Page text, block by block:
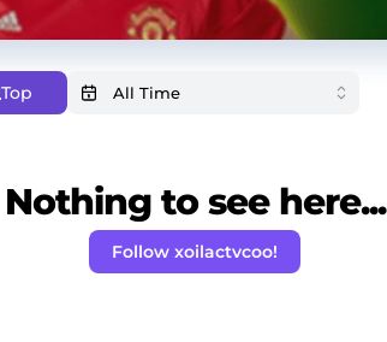
Top
Nothing to see here...
Follow xoilactvcoo!